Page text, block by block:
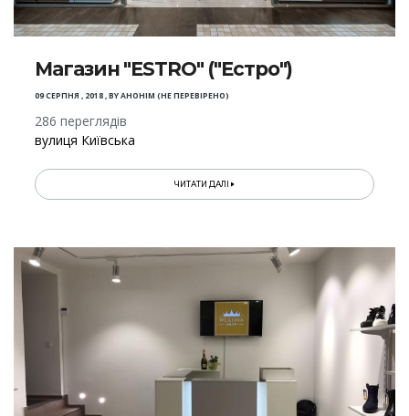
Магазин "ESTRO" ("Естро")
09 СЕРПНЯ , 2018,BYАНОНІМ (НЕ ПЕРЕВІРЕНО)
286 переглядів
вулиця Київська
ЧИТАТИ ДАЛІ